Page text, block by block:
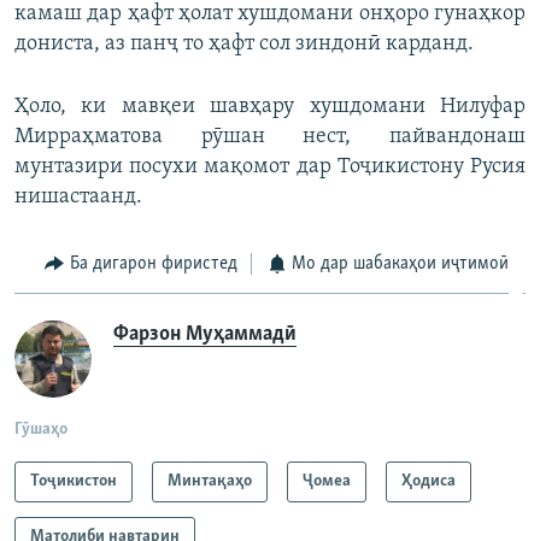
720p 1080p
камаш дар ҳафт ҳолат хушдомани онҳоро гунаҳкор
дониста, аз панҷ то ҳафт сол зиндонӣ карданд.
Ҳоло, ки мавқеи шавҳару хушдомани Нилуфар
Мирраҳматова рӯшан нест, пайвандонаш
мунтазири посухи мақомот дар Тоҷикистону Русия
нишастаанд.
Ба дигарон фиристед Мо дар шабакаҳои иҷтимоӣ
Фарзон Муҳаммадӣ
Гӯшаҳо
Тоҷикистон Минтақаҳо Ҷомeа Ҳодиса
Матолиби навтарин